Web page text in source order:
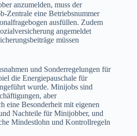
anzumelden, muss der
Zentrale eine Betriebsnummer
ausfüllen. Zudem
angemeldet
müssen
und Sonderregelungen für
die Energiepauschale für
wurde. Minijobs sind
aber
eine Besonderheit mit eigenen
Nachteile für Minijobber, und
Mindestlohn und Kontrollregeln